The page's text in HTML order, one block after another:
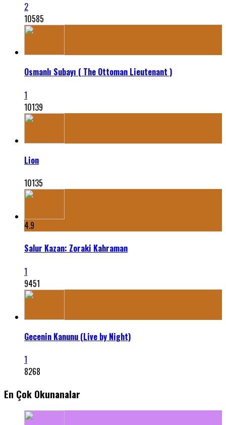
2
10585
Osmanlı Subayı ( The Ottoman Lieutenant )
1
10139
Lion
10135
4.9
Salur Kazan: Zoraki Kahraman
1
9451
Gecenin Kanunu (Live by Night)
1
8268
En Çok Okunanalar